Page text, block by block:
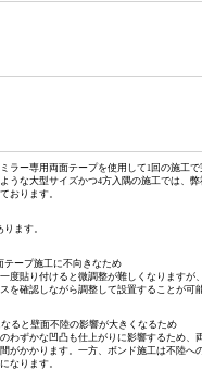
ラー専用両面テープを使用して1回の施工
うな大型サイズかつ4方入隅の施工では、弊
おります。
ります。
テープ施工に不向きなため
度貼り付けると微調整が難しくなりますが
を確認しながら調整して設置することが可
ると壁面不陸の影響が大きくなるため
わずかな凹凸も仕上がりに影響するため、
がかかります。一方、ボンド施工は不陸へ
なります。